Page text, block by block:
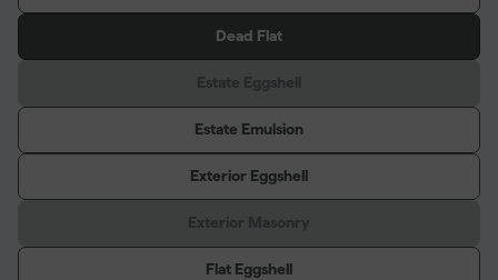
Dead Flat
Estate Emulsion
Exterior Eggshell
Flat Eggshell